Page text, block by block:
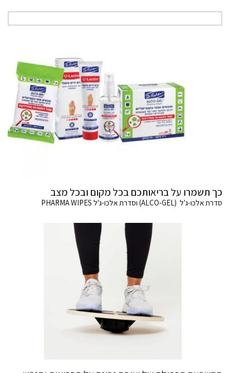
כך תשמרו על בריאותכם בכל מקום ובכל מצב
סדרת אלכו-ג'ל (ALCO-GEL) וסדרת אלכו-ג'ל PHARMA WIPES